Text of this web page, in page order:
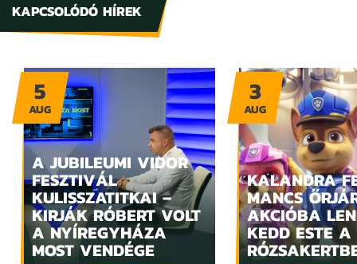
KAPCSOLÓDÓ HÍREK
A JUBILEUMI VIDOR
FESZTIVÁL
KULISSZATITKAI –
KIRJÁK RÓBERT VOLT
A NYÍREGYHÁZA
MOST VENDÉGE
5
AUG
KALANDRA
MANCS
AKCIÓBA
KEDD ESTE A
3
AUG